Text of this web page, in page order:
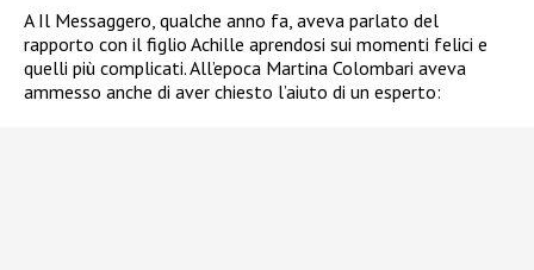
A Il Messaggero, qualche anno fa, aveva parlato del
rapporto con il figlio Achille aprendosi sui momenti felici e
quelli più complicati. All’epoca Martina Colombari aveva
ammesso anche di aver chiesto l’aiuto di un esperto: